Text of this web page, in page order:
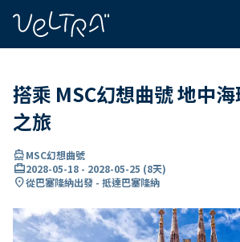
搭乘 MSC幻想曲號 地中
之旅
directions_boatMSC幻想曲號
card_travel2028-05-18 - 2028-05-25 (8天)
location_on從巴塞隆納出發 - 抵達巴塞隆納